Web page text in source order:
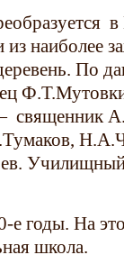
наиболее
По
священник
годы. На
школа.